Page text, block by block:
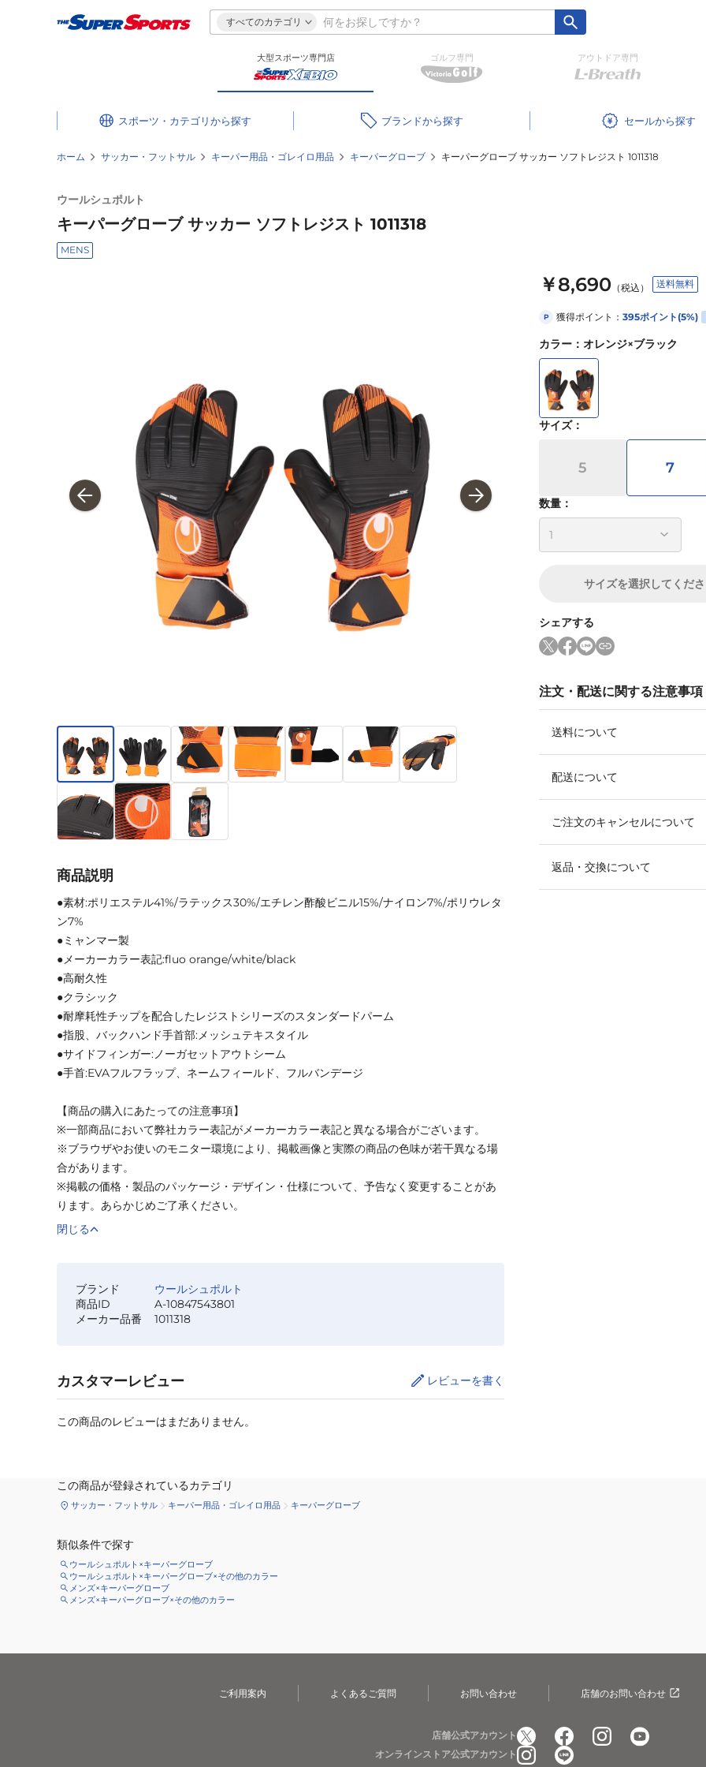
すべてのカテゴリ
大型スポーツ専門店 ゴルフ専門 アウトドア専門
スポーツ・カテゴリ ブランド セール
ホーム サッカー・フットサル キーパー用品・ゴレイロ用品 キーパーグローブ キーパーグローブ サッカー ソフトレジスト 1011318
ウールシュポルト
キーパーグローブ サッカー ソフトレジスト 1011318
MENS
￥8,690 （税込） 送料無料
P 獲得ポイント： 395ポイント(5%)
カラー ： オレンジ×ブラック
サイズ：
5 7
数量：
サイズを選択してくだ
シェアする
注文・配送に関する注意事項
送料について
配送について
ご注文のキャンセルについて
返品・交換について
商品説明
●素材:ポリエステル41%/ラテックス30%/エチレン酢酸ビニル15%/ナイロン7%/ポリウレタ
ン7%
●ミャンマー製
●メーカーカラー表記:fluo orange/white/black
●高耐久性
●クラシック
●耐摩耗性チップを配合したレジストシリーズのスタンダードパーム
●指股、バックハンド手首部:メッシュテキスタイル
●サイドフィンガー:ノーガセットアウトシーム
●手首:EVAフルフラップ、ネームフィールド、フルバンデージ
【商品の購入にあたっての注意事項】
※一部商品において弊社カラー表記がメーカーカラー表記と異なる場合がございます。
※ブラウザやお使いのモニター環境により、掲載画像と実際の商品の色味が若干異なる場
合があります。
※掲載の価格・製品のパッケージ・デザイン・仕様について、予告なく変更することがあ
ります。あらかじめご了承ください。
閉じる
ブランド
ウールシュポルト
商品ID
A-10847543801
メーカー品番
1011318
カスタマーレビュー レビューを書く
この商品のレビューはまだありません。
この商品が登録されているカテゴリ
サッカー・フットサル キーパー用品・ゴレイロ用品 キーパーグローブ
類似条件で探す
ウールシュポルト×キーパーグローブ
ウールシュポルト×キーパーグローブ×その他のカラー
メンズ×キーパーグローブ
メンズ×キーパーグローブ×その他のカラー
ご利用案内 よくあるご質問 お問い合わせ 店舗のお問い合わせ
店舗公式アカウント
オンラインストア公式アカウント